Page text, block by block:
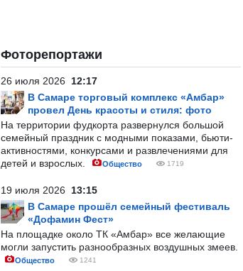
Фоторепортажи
26 июля 2026 12:17
В Самаре торговый комплекс «Амбар»
провел День красоты и стиля: фото
На территории фудкорта развернулся большой
семейный праздник с модными показами, бьюти-
активностями, конкурсами и развлечениями для
детей и взрослых.
Общество 1719
19 июля 2026 13:15
В Самаре прошёл семейный фестиваль
«Дофамин Фест»
На площадке около ТК «Амбар» все желающие
могли запустить разнообразных воздушных змеев.
Общество 1241